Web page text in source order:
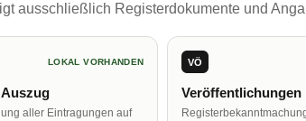
ausschließlich Registerdokumente und
LOKAL VORHANDEN
aller Eintragungen auf
VÖ
Veröffentlichungen